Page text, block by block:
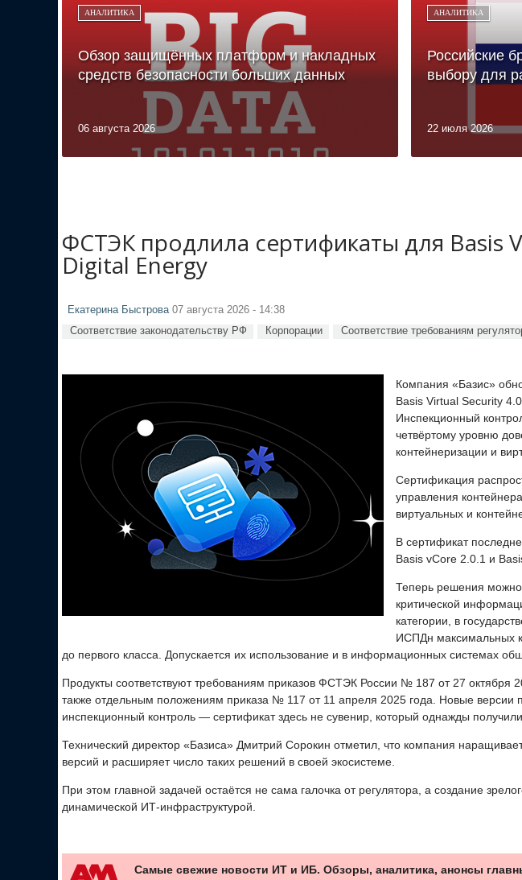
АНАЛИТИКА
Обзор защищённых платформ и накладных
средств безопасности больших данных
06 августа 2026
АНАЛИТИКА
Российские
выбору для
22 июля 2026
ФСТЭК продлила сертификаты для Basis
Digital Energy
Екатерина Быстрова 07 августа 2026 - 14:38
Соответствие законодательству РФ Корпорации Соответствие требованиям
Компания «Базис»
Basis Virtual Security
Инспекционный
четвёртому уровню
контейнеризации и
Сертификация
управления
виртуальных и
В сертификат
Basis vCore 2.0.1 и
Теперь решения
критической
категории, в
ИСПДн максимальных
до первого класса. Допускается их использование и в информационных системах
Продукты соответствуют требованиям приказов ФСТЭК России № 187 от 27 октября
также отдельным положениям приказа № 117 от 11 апреля 2025 года. Новые версии
инспекционный контроль — сертификат здесь не сувенир, который однажды
Технический директор «Базиса» Дмитрий Сорокин отметил, что компания
версий и расширяет число таких решений в своей экосистеме.
При этом главной задачей остаётся не сама галочка от регулятора, а создание
динамической ИТ-инфраструктурой.
Самые свежие новости ИТ и ИБ. Обзоры, аналитика, анонсы